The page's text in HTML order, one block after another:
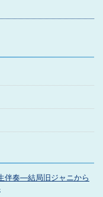
伴奏―結局旧ジャニから